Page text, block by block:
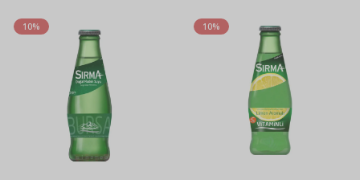
10% 10%